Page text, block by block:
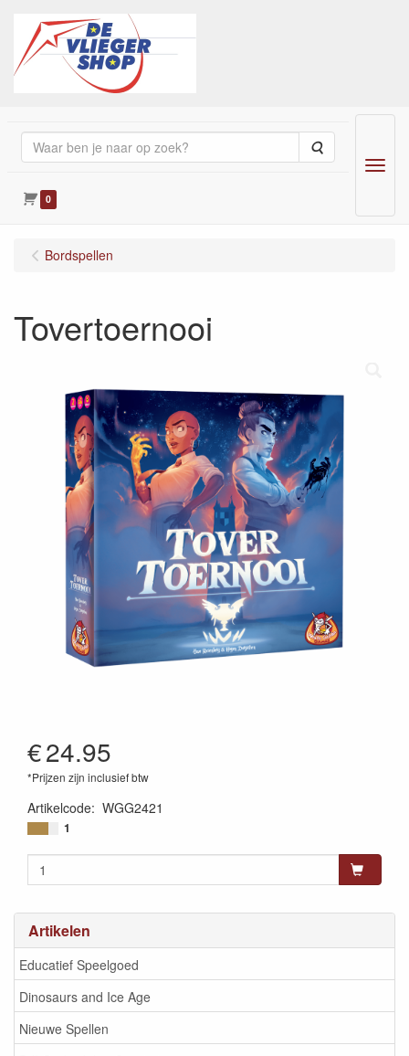
Zoeken
0
Menu
Artikelen
Educatief Speelgoed
Dinosaurs and Ice Age
Nieuwe Spellen
Bordspellen
Tovertoernooi
€24.95
*Prijzen zijn inclusief btw
Artikelcode: WGG2421
8718026306229
1